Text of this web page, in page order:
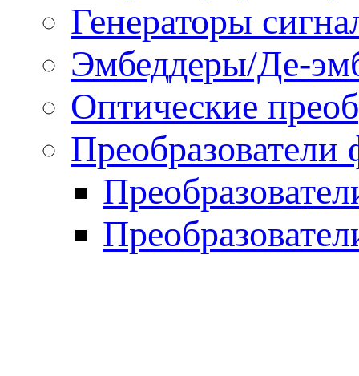
Генераторы
Эмбеддеры/Де-
Оптические
Преобразователи